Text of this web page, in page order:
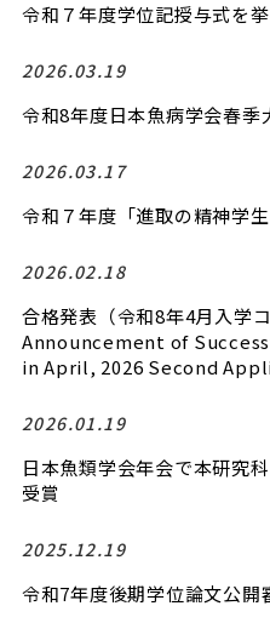
令和７年度学位記授与式を
2026.03.19
令和8年度日本魚病学会春
2026.03.17
令和７年度「進取の精神学
2026.02.18
合格発表（令和8年4月入学コ
Announcement of
in April, 2026 Second
2026.01.19
日本魚類学会年会で本研究
受賞
2025.12.19
令和7年度後期学位論文公